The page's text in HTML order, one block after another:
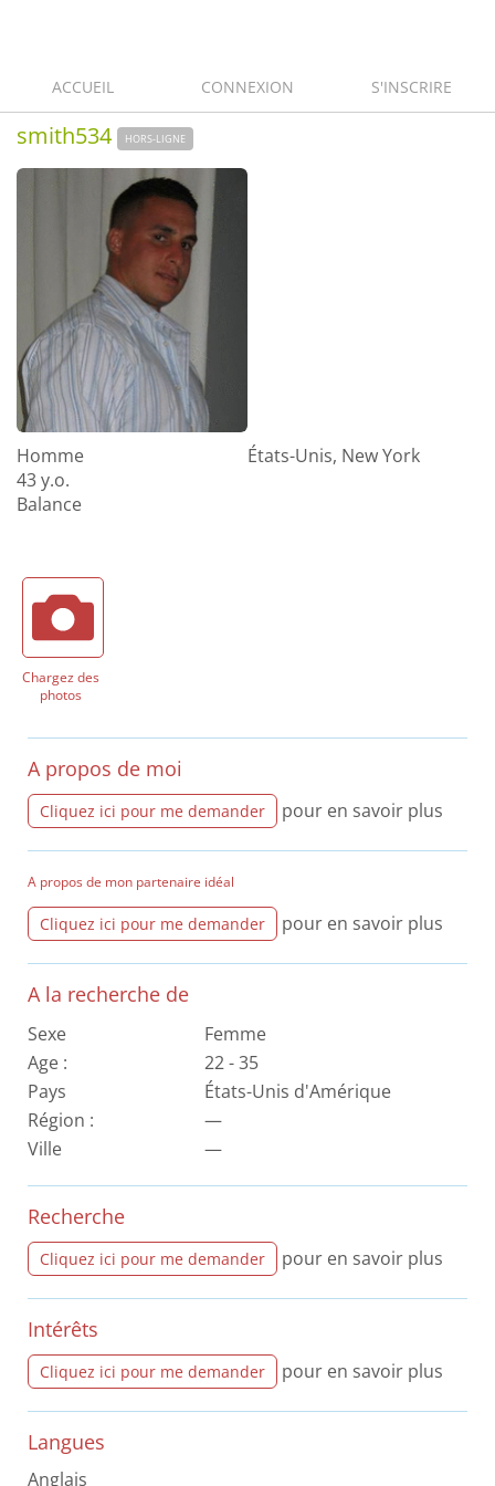
ACCUEIL CONNEXION S'INSCRIRE
smith534 HORS-LIGNE
Homme
43 y.o.
Balance
États-Unis, New York
Chargez des
photos
A propos de moi
Cliquez ici pour me demander pour en savoir plus
A propos de mon partenaire idéal
Cliquez ici pour me demander pour en savoir plus
A la recherche de
Sexe
Femme
Age :
22 - 35
Pays
États-Unis d'Amérique
Région :
—
Ville
—
Recherche
Cliquez ici pour me demander pour en savoir plus
Intérêts
Cliquez ici pour me demander pour en savoir plus
Langues
Anglais